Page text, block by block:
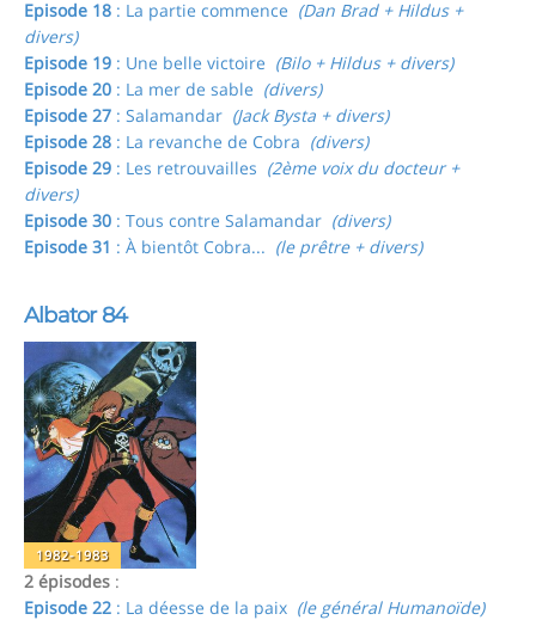
Episode 18 : La partie commence (Dan Brad + Hildus +
divers)
Episode 19 : Une belle victoire (Bilo + Hildus + divers)
Episode 20 : La mer de sable (divers)
Episode 27 : Salamandar (Jack Bysta + divers)
Episode 28 : La revanche de Cobra (divers)
Episode 29 : Les retrouvailles (2ème voix du docteur +
divers)
Episode 30 : Tous contre Salamandar (divers)
Episode 31 : À bientôt Cobra... (le prêtre + divers)
Albator 84
1982-1983
2 épisodes :
Episode 22 : La déesse de la paix (le général Humanoïde)